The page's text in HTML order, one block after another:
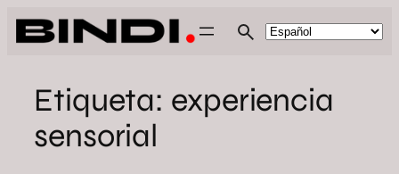
Saltar
al
Etiqueta: experiencia
sensorial